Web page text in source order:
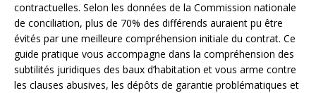
contractuelles. Selon les données de la Commission nationale
de conciliation, plus de 70% des différends auraient pu être
évités par une meilleure compréhension initiale du contrat. Ce
guide pratique vous accompagne dans la compréhension des
subtilités juridiques des baux d’habitation et vous arme contre
les clauses abusives, les dépôts de garantie problématiques et